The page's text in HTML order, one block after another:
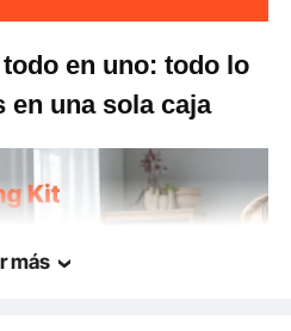
en uno: todo lo
en una sola caja
más